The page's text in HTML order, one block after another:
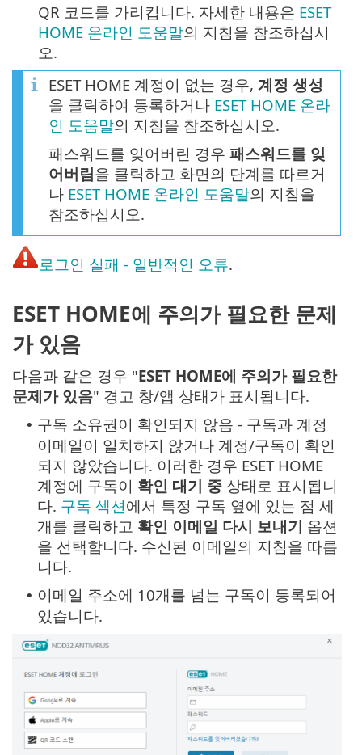
QR 코드를 가리킵니다. 자세한 내용은 ESET
HOME 온라인 도움말의 지침을 참조하십시
오.
ESET HOME 계정이 없는 경우, 계정 생성
을 클릭하여 등록하거나 ESET HOME 온라
인 도움말의 지침을 참조하십시오.
패스워드를 잊어버린 경우 패스워드를 잊
어버림을 클릭하고 화면의 단계를 따르거
나 ESET HOME 온라인 도움말의 지침을
참조하십시오.
로그인 실패 - 일반적인 오류.
ESET HOME에 주의가 필요한 문제
가 있음
다음과 같은 경우 "ESET HOME에 주의가 필요한
문제가 있음" 경고 창/앱 상태가 표시됩니다.
• 구독 소유권이 확인되지 않음 - 구독과 계정
이메일이 일치하지 않거나 계정/구독이 확인
되지 않았습니다. 이러한 경우 ESET HOME
계정에 구독이 확인 대기 중 상태로 표시됩니
다. 구독 섹션에서 특정 구독 옆에 있는 점 세
개를 클릭하고 확인 이메일 다시 보내기 옵션
을 선택합니다. 수신된 이메일의 지침을 따릅
니다.
• 이메일 주소에 10개를 넘는 구독이 등록되어
있습니다.